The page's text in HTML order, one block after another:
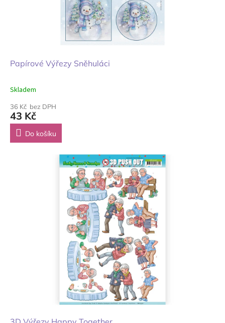
Papírové Výřezy Sněhuláci
Skladem
36 Kč bez DPH
43 Kč
Do košíku